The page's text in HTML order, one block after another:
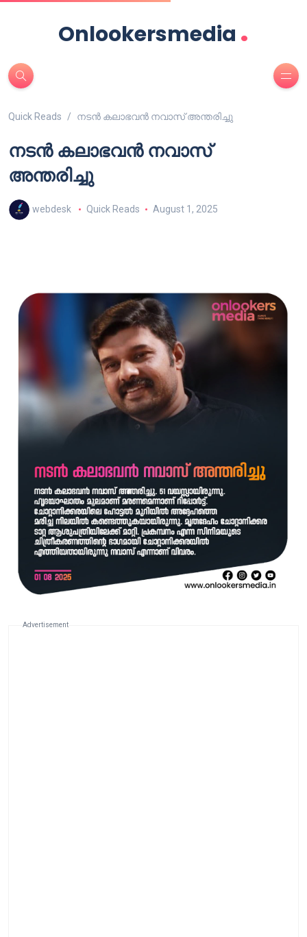
Onlookersmedia .
Quick Reads നടൻ കലാഭവൻ നവാസ് അന്തരിച്ചു
നടൻ കലാഭവൻ നവാസ്
അന്തരിച്ചു
webdesk Quick Reads August 1, 2025
Advertisement